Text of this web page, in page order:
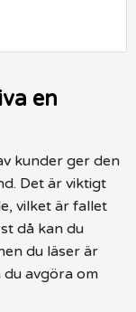
en
kunder ger den
Det är viktigt
vilket är fallet
då kan du
du läser är
avgöra om